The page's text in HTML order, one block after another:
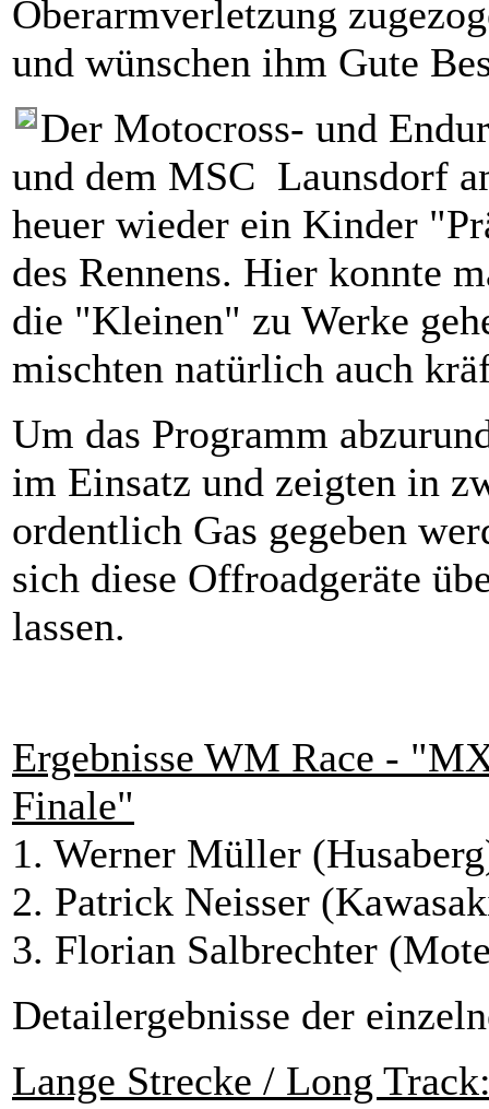
Oberarmverletzung
und wünschen ihm Gute
Der Motocross- und
und dem MSC Launsdorf
heuer wieder ein Kinder
des Rennens. Hier konnte
die "Kleinen" zu Werke
mischten natürlich auch
Um das Programm
im Einsatz und zeigten in
ordentlich Gas gegeben
sich diese Offroadgeräte
lassen.
Ergebnisse WM Race -
Finale"
1. Werner Müller
2. Patrick Neisser
3. Florian Salbrechter
Detailergebnisse der
Lange Strecke / Long